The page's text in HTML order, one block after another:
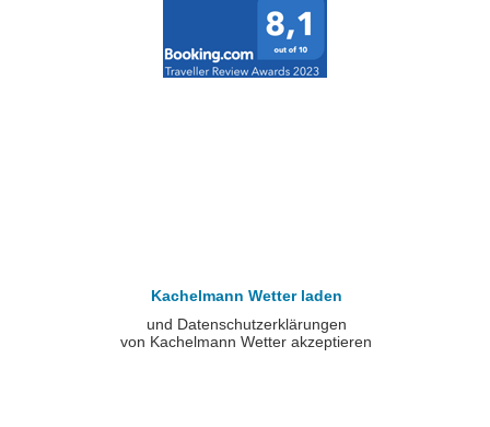
Kachelmann Wetter laden
und Datenschutzerklärungen
von Kachelmann Wetter akzeptieren